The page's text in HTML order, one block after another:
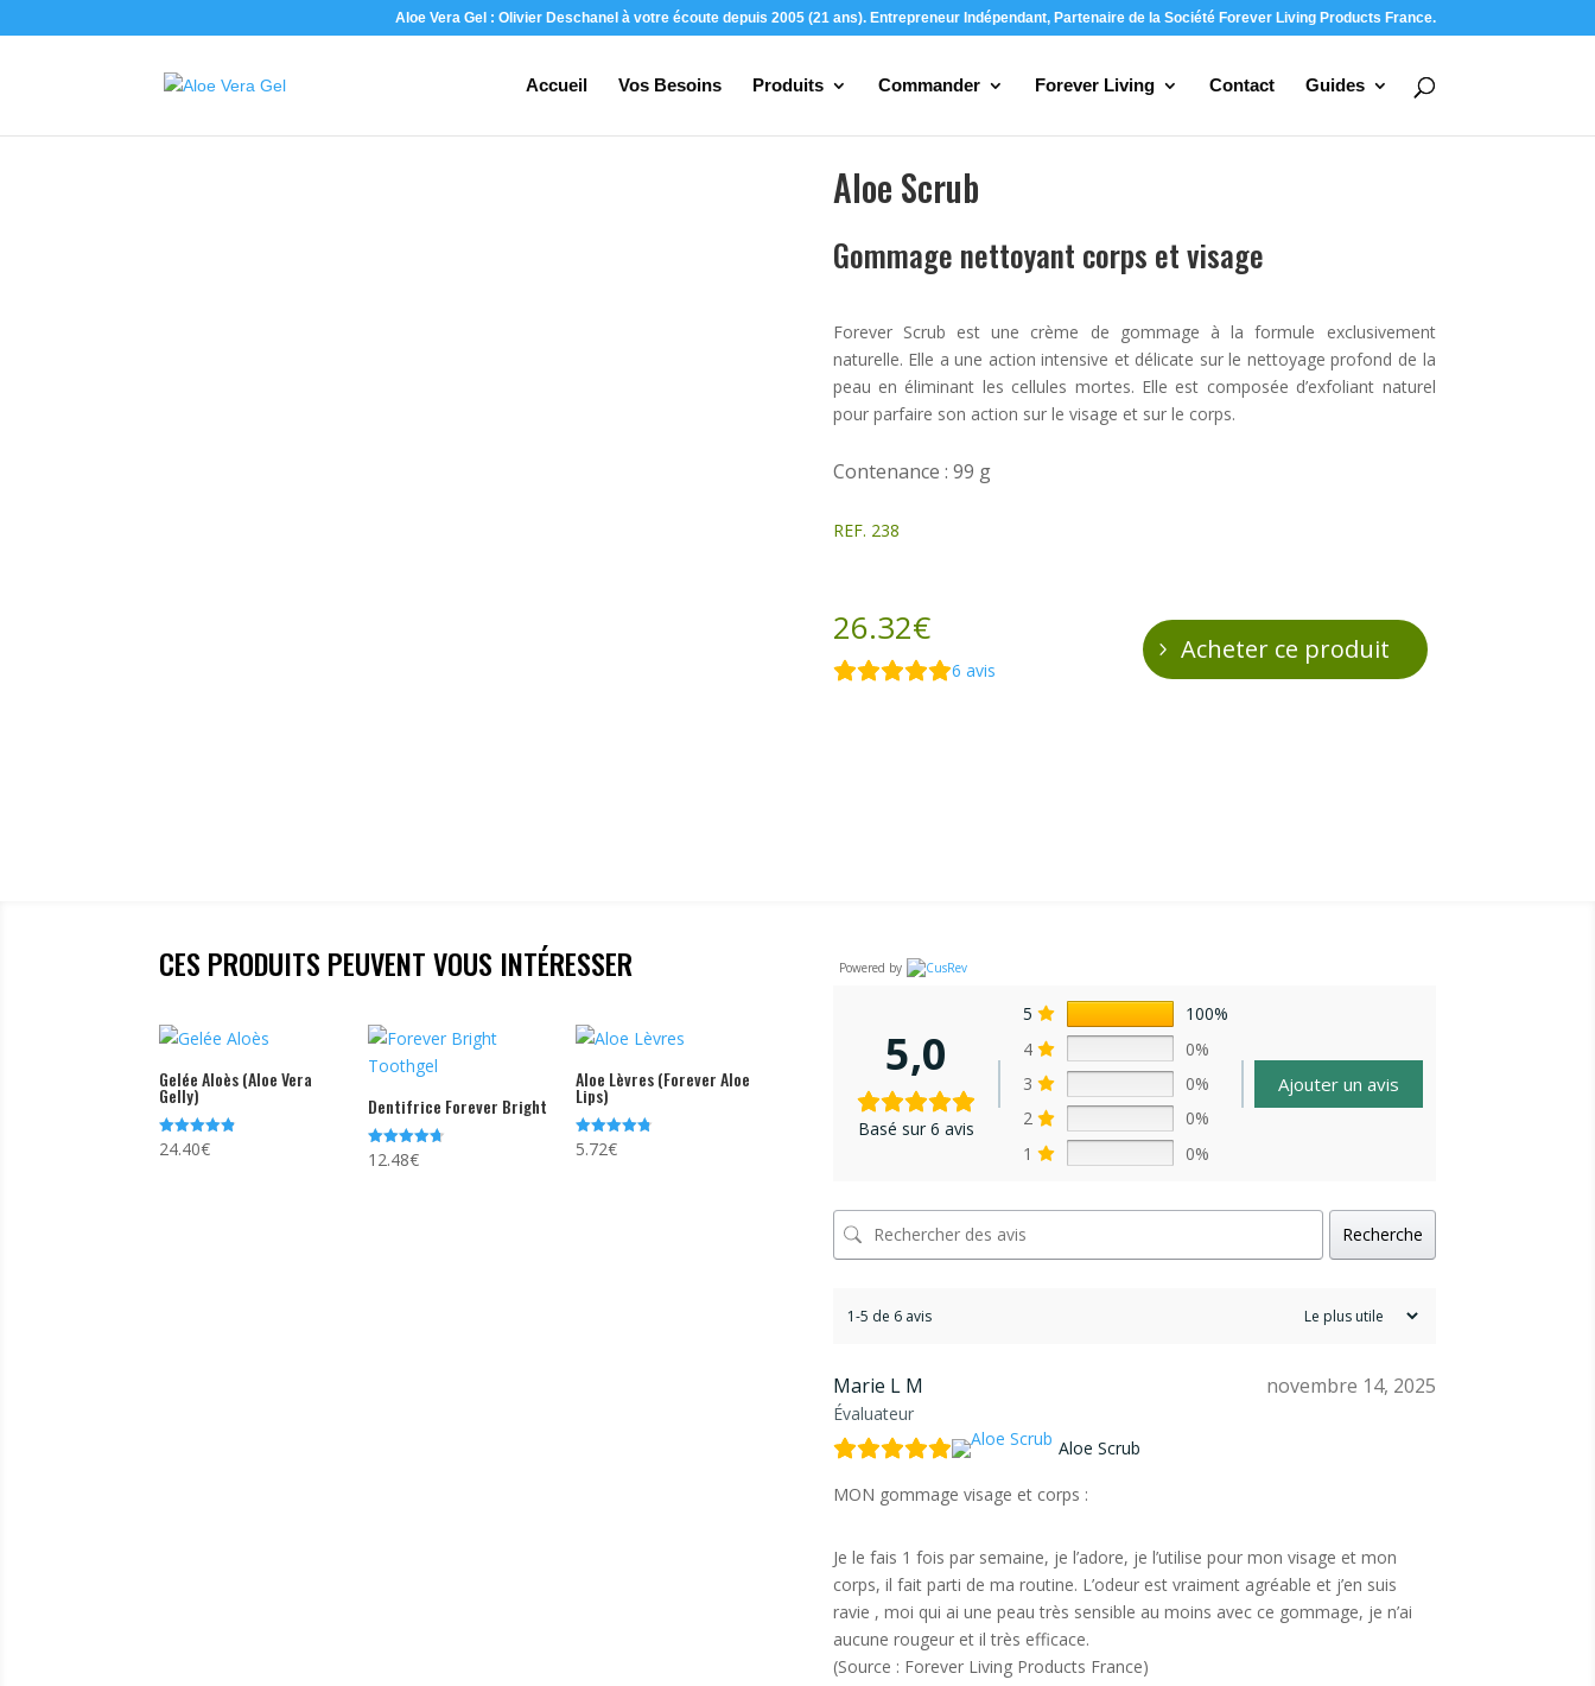
Aloe Vera Gel : Olivier Deschanel à votre écoute depuis 2005 (21 ans). Entrepreneur Indépendant, Partenaire de la Société Forever Living Products France.
Accueil Vos Besoins Produits Commander Forever Living Contact Guides
Aloe Scrub
Gommage nettoyant corps et visage
Forever Scrub est une crème de gommage à la formule exclusivement
naturelle. Elle a une action intensive et délicate sur le nettoyage profond de la
peau en éliminant les cellules mortes. Elle est composée d’exfoliant naturel
pour parfaire son action sur le visage et sur le corps.
Contenance : 99 g
REF. 238
26.32€
6 avis
Acheter ce produit
CES PRODUITS PEUVENT VOUS INTÉRESSER
Gelée Aloès (Aloe Vera
Gelly)
Note
4.81
24.40€
Dentifrice Forever Bright
Note
4.74
12.48€
Aloe Lèvres (Forever Aloe
Lips)
Note
4.73
5.72€
Powered by
5,0
Basé sur 6 avis
5
100%
4
0%
3
0%
2
0%
1
0%
Ajouter un avis
Recherche
1-5 de 6 avis
Marie L M
Évaluateur
novembre 14, 2025
Aloe Scrub
MON gommage visage et corps :
Je le fais 1 fois par semaine, je l’adore, je l’utilise pour mon visage et mon
corps, il fait parti de ma routine. L’odeur est vraiment agréable et j’en suis
ravie , moi qui ai une peau très sensible au moins avec ce gommage, je n’ai
aucune rougeur et il très efficace.
(Source : Forever Living Products France)